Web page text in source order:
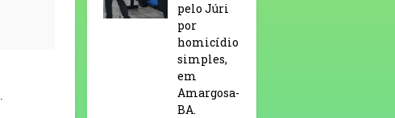
pelo Júri
por
homicídio
simples,
em
Amargosa-
BA.